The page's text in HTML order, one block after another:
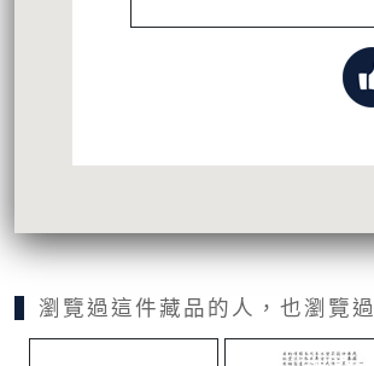
瀏覽過這件藏品的人，也瀏覽過